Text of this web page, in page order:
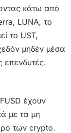
κάτω από
LUNA, το
το UST,
μηδέν μέσα
επενδυτές.
έχουν
με τα μη
των crypto.